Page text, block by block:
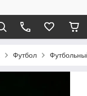
Футбол